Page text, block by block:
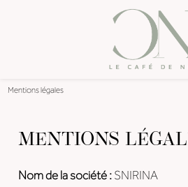
Mentions légales
MENTIONS
Nom de la société :SNIRINA
Panneau de gestion des cookies